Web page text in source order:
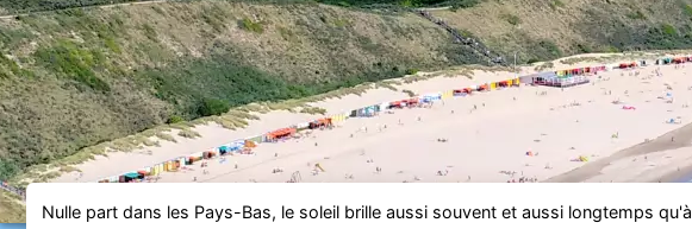
Nulle part dans les Pays-Bas, le soleil brille aussi souvent et aussi longtemps qu'à